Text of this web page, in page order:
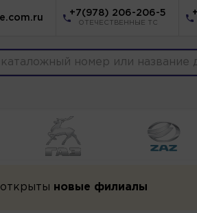
+7(978) 206-206-5
ОТЕЧЕСТВЕННЫЕ ТС
новые филиалы